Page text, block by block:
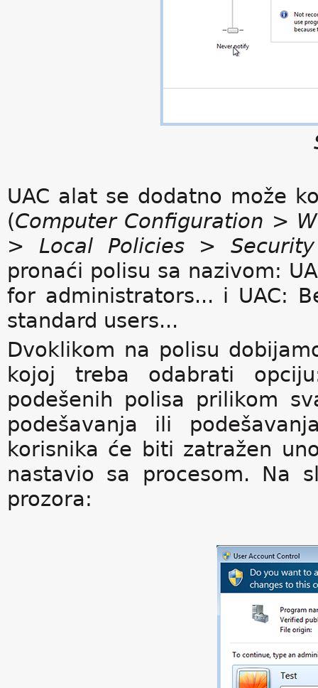
UAC alat se dodatno može
(Computer Configuration >
> Local Policies >
pronaći polisu sa nazivom:
for administrators... i UAC:
standard users...
Dvoklikom na polisu
kojoj treba odabrati
podešenih polisa prilikom
podešavanja ili
korisnika će biti zatražen
nastavio sa procesom. Na
prozora: